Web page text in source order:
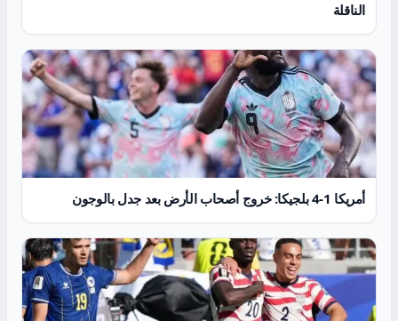
الناقلة
أمريكا 1-4 بلجيكا: خروج أصحاب الأرض بعد جدل بالوجون